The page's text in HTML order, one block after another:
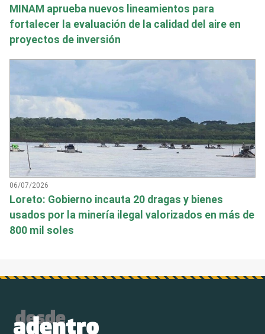
MINAM aprueba nuevos lineamientos para
fortalecer la evaluación de la calidad del aire en
proyectos de inversión
06/07/2026
Loreto: Gobierno incauta 20 dragas y bienes
usados por la minería ilegal valorizados en más de
800 mil soles